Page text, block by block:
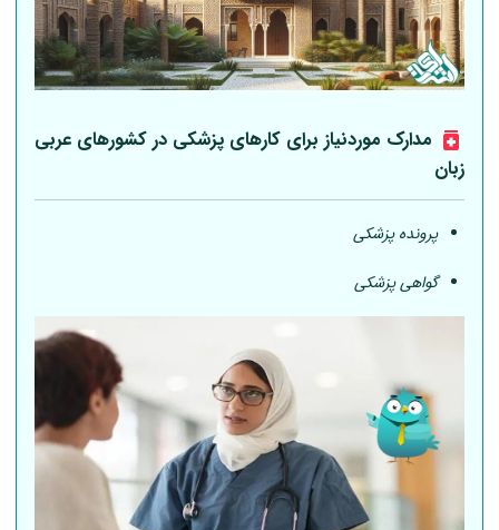
مدارک موردنیاز برای کارهای پزشکی در کشورهای عربی
زبان
پرونده پزشکی
گواهی پزشکی